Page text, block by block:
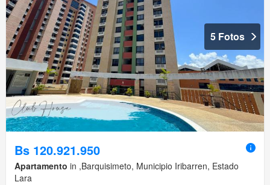
5 Fotos
Bs 120.921.950
Apartamento in ,Barquisimeto, Municipio Iribarren, Estado
Lara